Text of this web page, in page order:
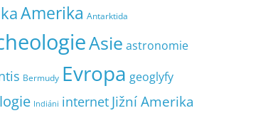
Amerika Antarktida
Asie astronomie
Bermudy Evropa geoglyfy
Indiáni internet Jižní Amerika